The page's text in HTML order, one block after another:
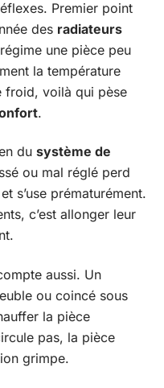
Premier point
des radiateurs
une pièce peu
la température
froid, voilà qui pèse
.
du système de
ou mal réglé perd
s’use prématurément.
c’est allonger leur
aussi. Un
ou coincé sous
la pièce
pas, la pièce
grimpe.